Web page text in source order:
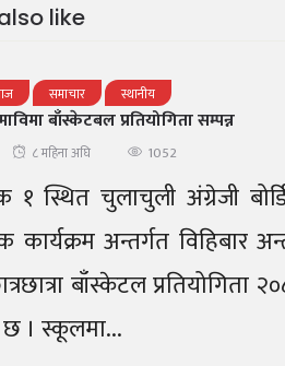
like
समाचार स्थानीय
बाँस्केटबल प्रतियोगिता सम्पन्न
८ महिना अघि 1052
स्थित चुलाचुली अंग्रेजी
कार्यक्रम अन्तर्गत विहिबार
बाँस्केटल प्रतियोगिता
। स्कूलमा...